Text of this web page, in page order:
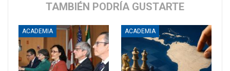
TAMBIÉN PODRÍA GUSTARTE
ACADEMIA ACADEMIA